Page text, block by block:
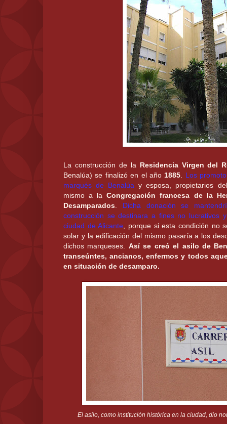
La construcción de la Residencia Virgen del
Benalúa) se finalizó en el año1885. Los
marqués de Benalúa y esposa, propietarios
mismo a laCongregación francesa de la
Desamparados. Dicha donación se
construcción se destinara a fines no lucrativos
ciudad de Alicante, porque si esta condición no
solar y la edificación del mismo pasaría a los
dichos marqueses. Así se creó el asilo de
transeúntes, ancianos, enfermos y todos
en situación de desamparo.
El asilo, como institución histórica en la ciudad, dio